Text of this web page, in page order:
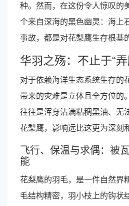
种。然而，在这份令人惊叹的
个来自深海的黑色幽灵：海上
事故，都是对花梨鹰生存根基
华羽之殇：不止于“
对于依赖海洋生态系统生存的
带来的灾难是立体且全方位的
往往是浑身沾满粘稠黑油、无
花梨鹰，影响远比这更为深刻
飞行、保温与求偶：被
能
花梨鹰的羽毛，是一件自然界
毛结构精密，羽小枝上的钩状